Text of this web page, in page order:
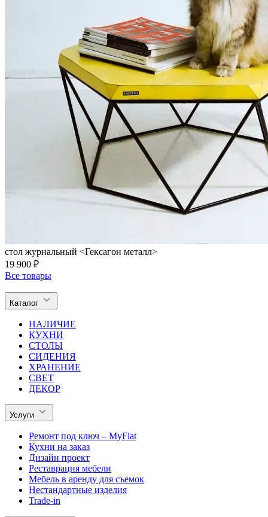
стол журнальный <Гексагон металл>
19 900 ₽
Все товары
Каталог
НАЛИЧИЕ
КУХНИ
СТОЛЫ
СИДЕНИЯ
ХРАНЕНИЕ
СВЕТ
ДЕКОР
Услуги
Ремонт под ключ – MyFlat
Кухни на заказ
Дизайн проект
Реставрация мебели
Мебель в аренду для съемок
Нестандартные изделия
Trade-in